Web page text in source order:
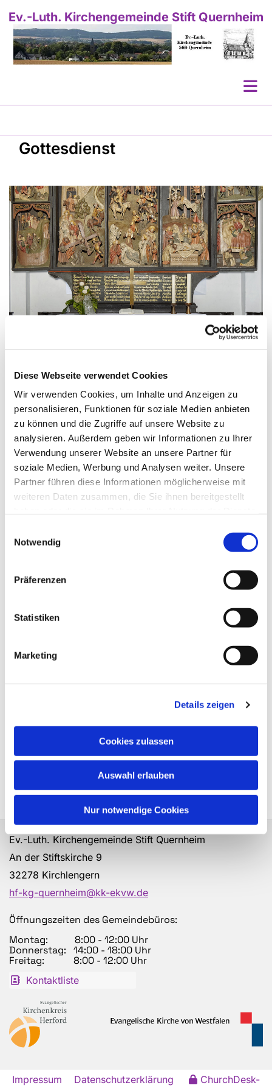
Diese Webseite verwendet Cookies
Wir verwenden Cookies, um Inhalte und Anzeigen zu
personalisieren, Funktionen für soziale Medien anbieten
zu können und die Zugriffe auf unsere Website zu
analysieren. Außerdem geben wir Informationen zu Ihrer
Verwendung unserer Website an unsere Partner für
soziale Medien, Werbung und Analysen weiter. Unsere
Partner führen diese Informationen möglicherweise mit
weiteren Daten zusammen, die Sie ihnen bereitgestellt
Notwendig
Präferenzen
Statistiken
Marketing
Details zeigen
Cookies zulassen
Auswahl erlauben
Nur notwendige Cookies
Ev.-Luth. Kirchengemeinde Stift Quernheim
Gottesdienst
Uhr
Stiftskirche, an der Stiftskirche,
32278 Kirchlengern
Pfrn. i. R. Kretschmer |
Ev.-Luth. Kirchengemeinde Stift Quernheim
An der Stiftskirche 9
32278 Kirchlengern
hf-kg-quernheim@kk-ekvw.de
Öffnungszeiten des Gemeindebüros:
Montag: 8:00 - 12:00 Uhr
Donnerstag: 14:00 - 18:00 Uhr
Freitag: 8:00 - 12:00 Uhr
Kontaktliste
Impressum Datenschutzerklärung ChurchDesk-